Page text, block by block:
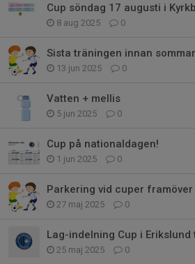
Cup söndag 17 augusti i
8 aug 2025 0
Sista träningen innan
13 jun 2025 0
Vatten + mellis
5 jun 2025 0
Cup på nationaldagen!
1 jun 2025 0
Parkering vid cuper framöver
27 maj 2025 0
Lag-indelning Cup i
25 maj 2025 0